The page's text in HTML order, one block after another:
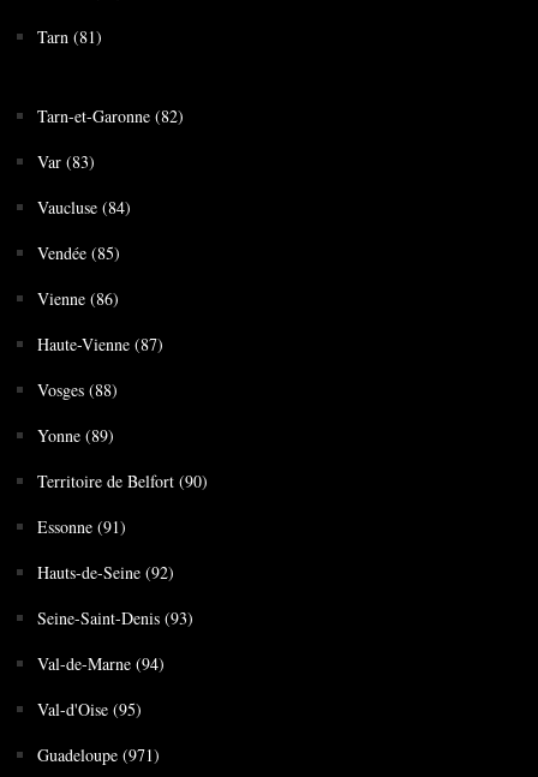
Tarn (81)
Tarn-et-Garonne (82)
Var (83)
Vaucluse (84)
Vendée (85)
Vienne (86)
Haute-Vienne (87)
Vosges (88)
Yonne (89)
Territoire de Belfort (90)
Essonne (91)
Hauts-de-Seine (92)
Seine-Saint-Denis (93)
Val-de-Marne (94)
Val-d'Oise (95)
Guadeloupe (971)